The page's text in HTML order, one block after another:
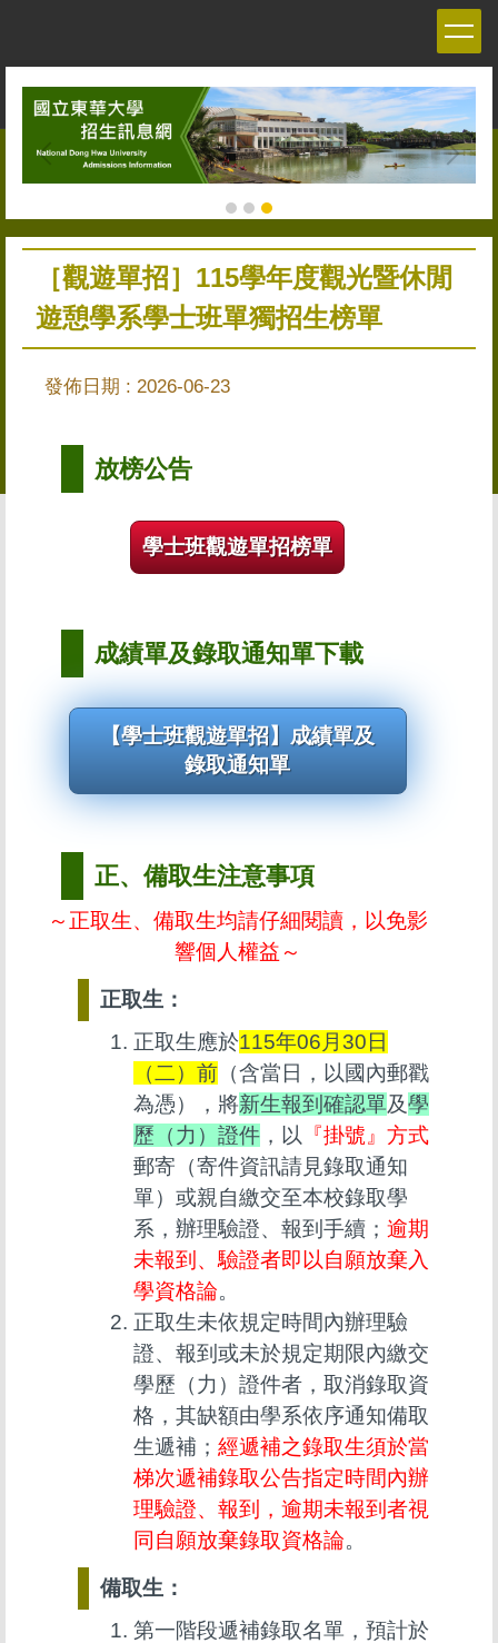
主
［觀遊單招］115學年度觀光暨休閒
遊憩學系學士班單獨招生榜單
發佈日期 : 2026-06-23
放榜公告
學士班觀遊單招榜單
成績單及錄取通知單下載
【學士班觀遊單招】成績單及
錄取通知單
正、備取生注意事項
～正取生、備取生均請仔細閱讀，以免影
響個人權益～
正取生：
正取生應於115年06月30日
（二）前 （含當日，以國內郵戳
為憑），將新生報到確認單及學
歷（力）證件 ，以 『掛號』方式
郵寄（寄件資訊請見錄取通知
單）或親自繳交至本校錄取學
系，辦理驗證、報到手續； 逾期
未報到、驗證者即以自願放棄入
學資格論。
正取生未依規定時間內辦理驗
證、報到或未於規定期限內繳交
學歷（力）證件者，取消錄取資
格，其缺額由學系依序通知備取
生遞補； 經遞補之錄取生須於當
梯次遞補錄取公告指定時間內辦
理驗證、報到，逾期未報到者視
同自願放棄錄取資格論。
備取生：
第一階段遞補錄取名單，預計於